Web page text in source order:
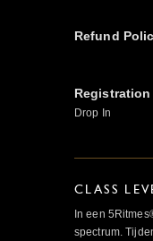
Refund
Drop In
CLASS
In een
spectrum.